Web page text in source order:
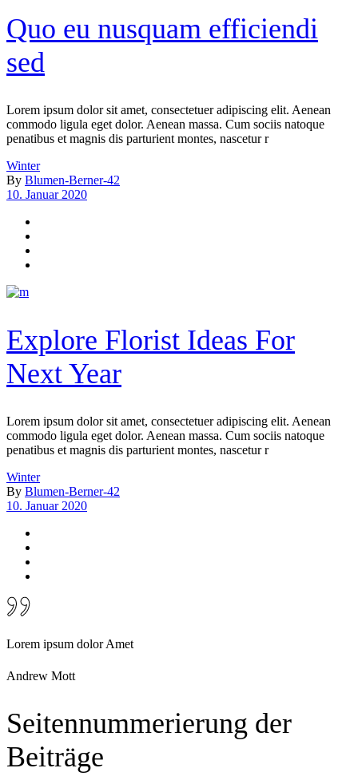
Quo eu nusquam efficiendi
sed
Lorem ipsum dolor sit amet, consectetuer adipiscing elit. Aenean
commodo ligula eget dolor. Aenean massa. Cum sociis natoque
penatibus et magnis dis parturient montes, nascetur r
Winter
By Blumen-Berner-42
10. Januar 2020
Explore Florist Ideas For
Next Year
Lorem ipsum dolor sit amet, consectetuer adipiscing elit. Aenean
commodo ligula eget dolor. Aenean massa. Cum sociis natoque
penatibus et magnis dis parturient montes, nascetur r
Winter
By Blumen-Berner-42
10. Januar 2020
Lorem ipsum dolor Amet
Andrew Mott
Seitennummerierung der
Beiträge